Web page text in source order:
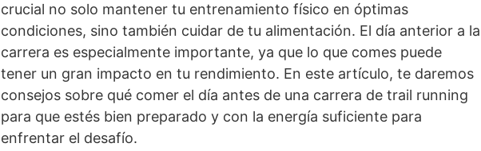
crucial no solo mantener tu entrenamiento físico en óptimas
condiciones, sino también cuidar de tu alimentación. El día anterior a la
carrera es especialmente importante, ya que lo que comes puede
tener un gran impacto en tu rendimiento. En este artículo, te daremos
consejos sobre qué comer el día antes de una carrera de trail running
para que estés bien preparado y con la energía suficiente para
enfrentar el desafío.